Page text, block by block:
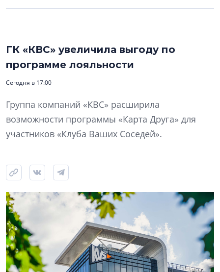
ГК «КВС» увеличила выгоду по
программе лояльности
Сегодня в 17:00
Группа компаний «КВС» расширила
возможности программы «Карта Друга» для
участников «Клуба Ваших Соседей».